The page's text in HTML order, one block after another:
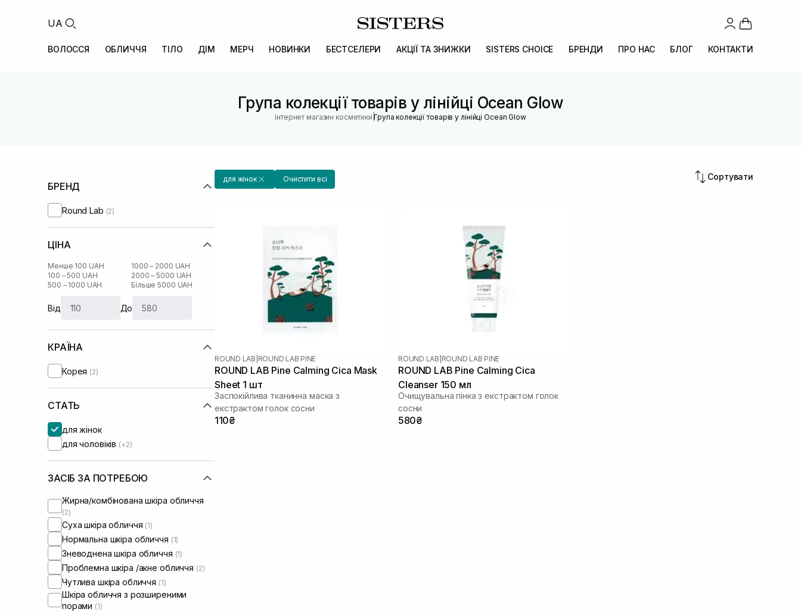
UA
ВОЛОССЯ ОБЛИЧЧЯ ТІЛО ДІМ МЕРЧ НОВИНКИ БЕСТСЕЛЕРИ АКЦІЇ ТА ЗНИЖКИ SISTERS CHOICE БРЕНДИ ПРО НАС БЛОГ КОНТАКТИ
Група колекції товарів у лінійці Ocean Glow
Інтернет магазин косметики |Група колекції товарів у лінійці Ocean Glow
БРЕНД
Round Lab (2)
ЦІНА
Менше 100 UAH
100 – 500 UAH
500 – 1000 UAH
1000 – 2000 UAH
2000 – 5000 UAH
Більше 5000 UAH
Від До
КРАЇНА
Корея (2)
СТАТЬ
для жінок
для чоловіків (+2)
ЗАСІБ ЗА ПОТРЕБОЮ
Жирна/комбінована шкіра обличчя
(2)
Суха шкіра обличчя (1)
Нормальна шкіра обличчя (1)
Зневоднена шкіра обличчя (1)
Проблемна шкіра /акне обличчя (2)
Чутлива шкіра обличчя (1)
Шкіра обличчя з розширеними
порами (1)
для жінок Очистити всі Сортувати
ROUND LAB ROUND LAB PINE
ROUND LAB Pine Calming Cica Mask
Sheet 1 шт
Заспокійлива тканинна маска з
екстрактом голок сосни
110₴
ROUND LAB ROUND LAB PINE
ROUND LAB Pine Calming Cica
Cleanser 150 мл
Очищувальна пінка з екстрактом голок
сосни
580₴